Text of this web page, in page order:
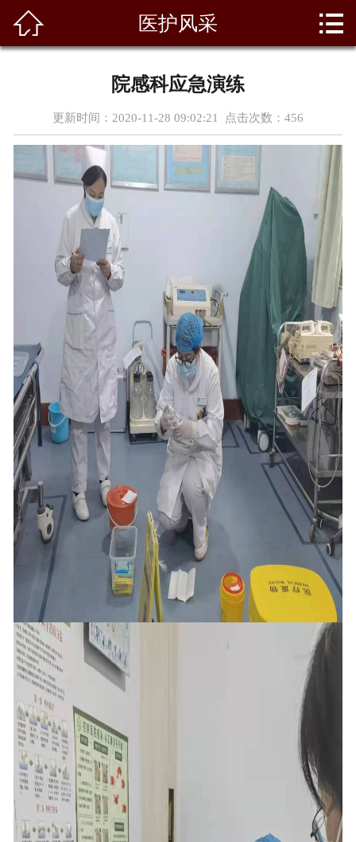
新闻资讯
专家团队
天使园地
医疗设备
党群建设
荣誉资质
在线预约
联系我们
 医护风采 
院感科应急演练
更新时间：2020-11-28 09:02:21 点击次数： 456